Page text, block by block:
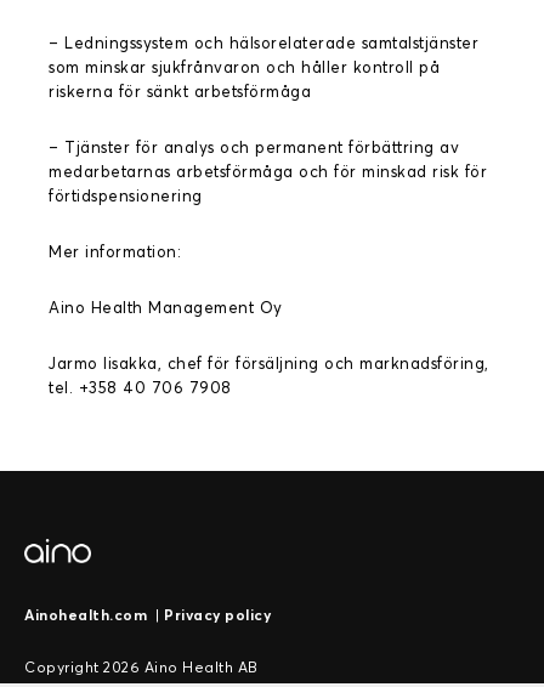
– Ledningssystem och hälsorelaterade samtalstjänster
som minskar sjukfrånvaron och håller kontroll på
riskerna för sänkt arbetsförmåga
– Tjänster för analys och permanent förbättring av
medarbetarnas arbetsförmåga och för minskad risk för
förtidspensionering
Mer information:
Aino Health Management Oy
Jarmo Iisakka, chef för försäljning och marknadsföring,
tel. +358 40 706 7908
Ainohealth.com | Privacy policy
Copyright 2026 Aino Health AB